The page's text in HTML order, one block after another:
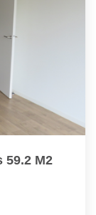
59.2 M2